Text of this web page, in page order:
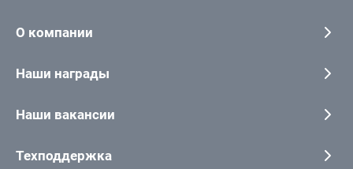
О компании
Наши награды
Наши вакансии
Техподдержка